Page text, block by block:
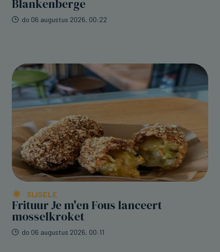
Blankenberge
do 06 augustus 2026, 00:22
SIJSELE
Frituur Je m'en Fous lanceert
mosselkroket
do 06 augustus 2026, 00:11